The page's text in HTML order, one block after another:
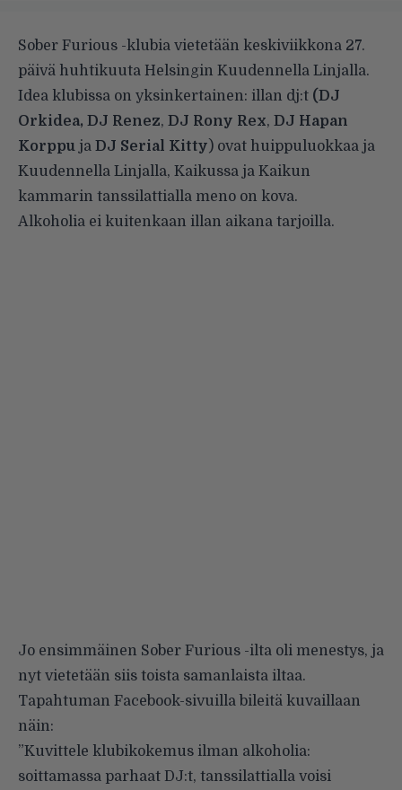
Sober Furious -klubia vietetään keskiviikkona 27.
päivä huhtikuuta Helsingin Kuudennella Linjalla.
Idea klubissa on yksinkertainen: illan dj:t (DJ
Orkidea, DJ Renez, DJ Rony Rex, DJ Hapan
Korppu ja DJ Serial Kitty) ovat huippuluokkaa ja
Kuudennella Linjalla, Kaikussa ja Kaikun
kammarin tanssilattialla meno on kova.
Alkoholia ei kuitenkaan illan aikana tarjoilla.
Jo ensimmäinen Sober Furious -ilta oli menestys, ja
nyt vietetään siis toista samanlaista iltaa.
Tapahtuman Facebook-sivuilla bileitä kuvaillaan
näin:
”Kuvittele klubikokemus ilman alkoholia:
soittamassa parhaat DJ:t, tanssilattialla voisi